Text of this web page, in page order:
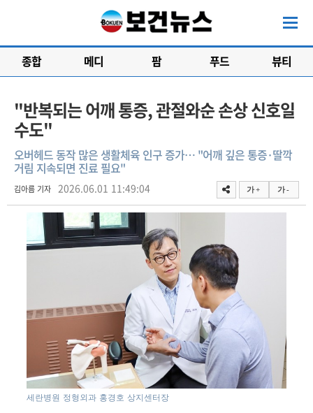
종합 메디 팜 푸드 뷰티
"반복되는 어깨 통증, 관절와순 손상 신호일
수도"
오버헤드 동작 많은 생활체육 인구 증가… "어깨 깊은 통증·딸깍
거림 지속되면 진료 필요"
김아름 기자 2026.06.01 11:49:04 가 + 가 -
세란병원 정형외과 홍경호 상지센터장